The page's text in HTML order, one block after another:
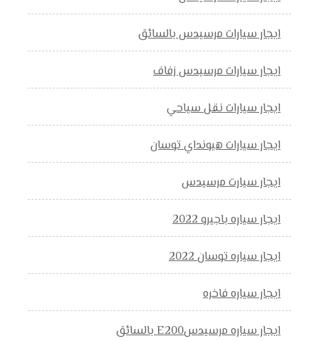
ايجار سيارات مرسيدس بالسائق
ايجار سيارات مرسيدس زفاف
ايجار سيارات نقل سياحي
ايجار سيارات هيونداي توسان
ايجار سيارت مرسيدس
ايجار سياره باجيرو 2022
ايجار سياره توسان 2022
ايجار سياره فاخره
ايجار سياره مرسيدسE200 بالسائق